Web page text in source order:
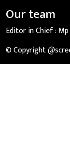
Our team
Editor in Chief :
© Copyright